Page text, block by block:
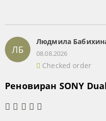
ЛБ
Людмила
08.08.2026
Checked order
Реновиран SONY